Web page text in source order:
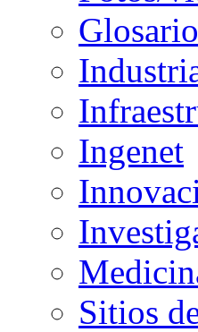
Ingenet
Sitios